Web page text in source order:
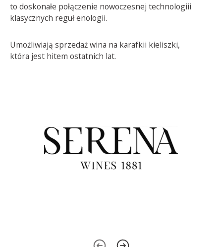
to doskonałe połączenie nowoczesnej technologiii
klasycznych reguł enologii.
Umożliwiają sprzedaż wina na karafkii kieliszki,
która jest hitem ostatnich lat.